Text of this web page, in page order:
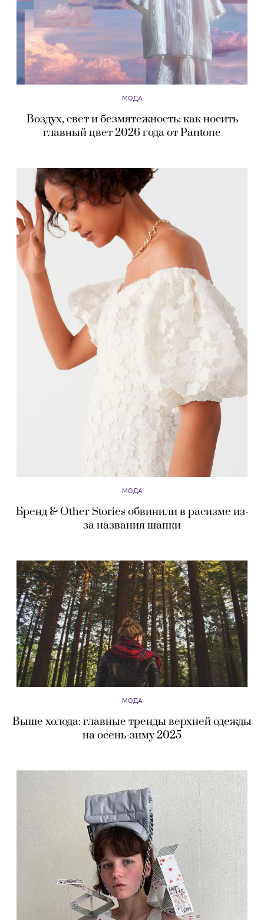
МОДА
Воздух, свет и безмятежность: как носить
главный цвет 2026 года от Pantone
МОДА
Бренд & Other Stories обвинили в расизме из-
за названия шапки
МОДА
Выше холода: главные тренды верхней одежды
на осень-зиму 2025